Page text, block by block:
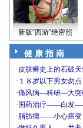
新版“西游”绝密照
健 康 指 南